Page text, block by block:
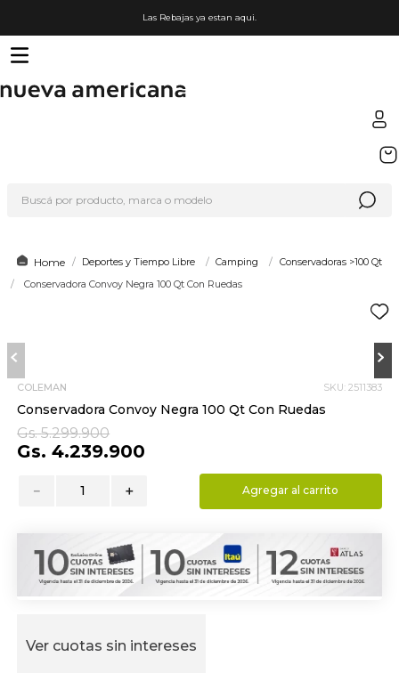
Las Rebajas ya estan aqui.
Deportes y Tiempo Libre Camping
Conservadoras >100 Qt
Conservadora Convoy Negra 100 Qt Con Ruedas
COLEMAN SKU: 2511383
Conservadora Convoy Negra 100 Qt Con Ruedas
Gs. 5.299.900
Gs. 4.239.900
＋
－ Agregar al carrito
Ver cuotas sin intereses
2.
nike
4.
lego
.
cafetera
8.
hydrate
9.
almohada
10. toalla